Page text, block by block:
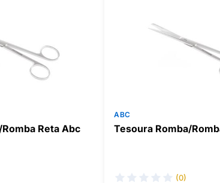
Reta Abc
ABC
Tesoura Romba/
(0)